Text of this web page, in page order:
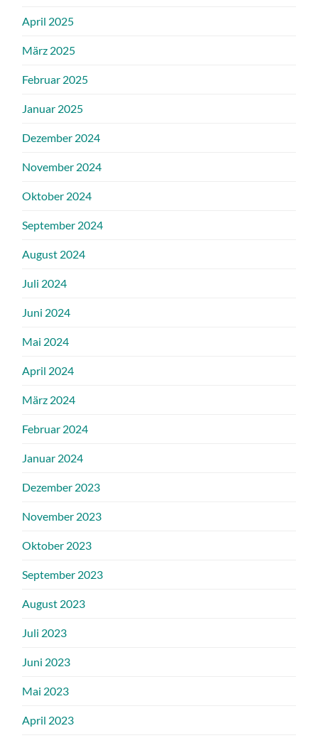
April 2025
März 2025
Februar 2025
Januar 2025
Dezember 2024
November 2024
Oktober 2024
September 2024
August 2024
Juli 2024
Juni 2024
Mai 2024
April 2024
März 2024
Februar 2024
Januar 2024
Dezember 2023
November 2023
Oktober 2023
September 2023
August 2023
Juli 2023
Juni 2023
Mai 2023
April 2023